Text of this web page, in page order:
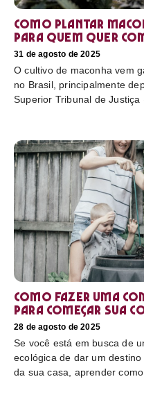
Como plantar
para quem quer
31 de agosto de 2025
O cultivo de maconha vem
no Brasil, principalmente
Superior Tribunal de
Como fazer uma
para começar sua
28 de agosto de 2025
Se você está em busca de
ecológica de dar um
da sua casa, aprender como